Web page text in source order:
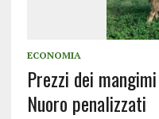
ECONOMIA
Prezzi dei
Nuoro penalizzati